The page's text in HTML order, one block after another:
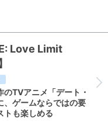
Love Limit
のTVアニメ「デート・
、ゲームならではの要
トも楽しめる